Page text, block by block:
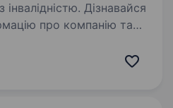
Дізнавайся
про компанію та